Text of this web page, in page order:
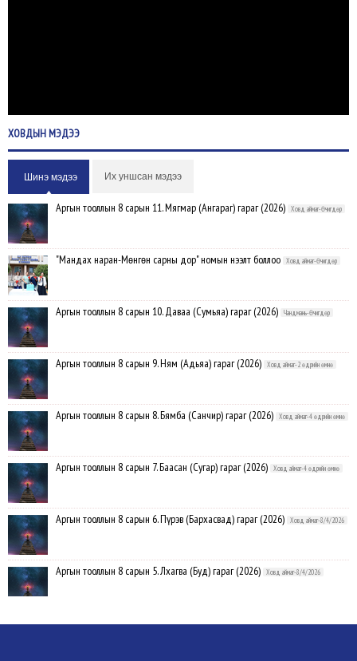
ХОВДЫНМЭДЭЭ
Шинэ мэдээ Их уншсан мэдээ
Аргын тооллын 8 сарын 11. Мягмар (Ангараг) гараг (2026) Ховд аймаг-Өчигдөр
"Мандах наран-Мөнгөн сарны дор" номын нээлт боллоо Ховд аймаг-Өчигдөр
Аргын тооллын 8 сарын 10. Даваа (Сумьяа) гараг (2026) Чандмань-Өчигдөр
Аргын тооллын 8 сарын 9. Ням (Адьяа) гараг (2026) Ховд аймаг-2 өдрийн өмнө
Аргын тооллын 8 сарын 8. Бямба (Санчир) гараг (2026) Ховд аймаг-4 өдрийн өмнө
Аргын тооллын 8 сарын 7. Баасан (Сугар) гараг (2026) Ховд аймаг-4 өдрийн өмнө
Аргын тооллын 8 сарын 6. Пүрэв (Бархасвад) гараг (2026) Ховд аймаг-8/4/2026
Аргын тооллын 8 сарын 5. Лхагва (Буд) гараг (2026) Ховд аймаг-8/4/2026
Аргын тооллын 8 сарын 4. Мягмар (Ангараг) гараг (2026) Ховд аймаг-8/3/2026